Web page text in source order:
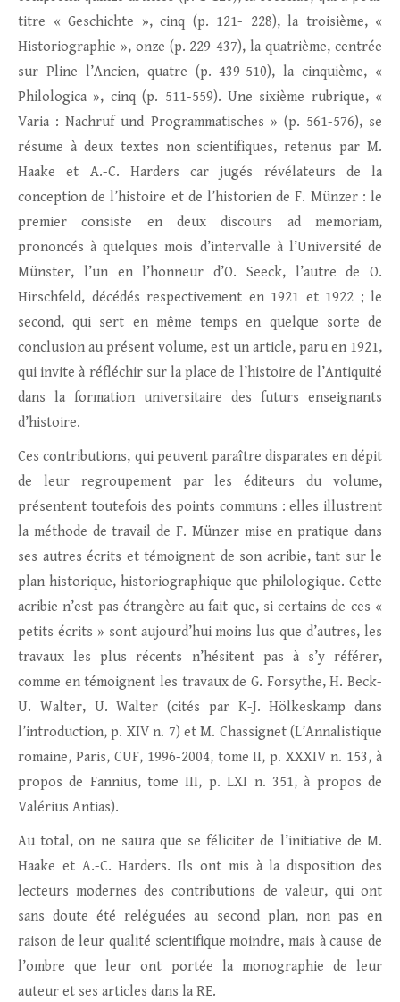
titre « Geschichte », cinq (p. 121- 228), la troisième, «
Historiographie », onze (p. 229-437), la quatrième, centrée
sur Pline l’Ancien, quatre (p. 439-510), la cinquième, «
Philologica », cinq (p. 511-559). Une sixième rubrique, «
Varia : Nachruf und Programmatisches » (p. 561-576), se
résume à deux textes non scientifiques, retenus par M.
Haake et A.-C. Harders car jugés révélateurs de la
conception de l’histoire et de l’historien de F. Münzer : le
premier consiste en deux discours ad memoriam,
prononcés à quelques mois d’intervalle à l’Université de
Münster, l’un en l’honneur d’O. Seeck, l’autre de O.
Hirschfeld, décédés respectivement en 1921 et 1922 ; le
second, qui sert en même temps en quelque sorte de
conclusion au présent volume, est un article, paru en 1921,
qui invite à réfléchir sur la place de l’histoire de l’Antiquité
dans la formation universitaire des futurs enseignants
d’histoire.
Ces contributions, qui peuvent paraître disparates en dépit
de leur regroupement par les éditeurs du volume,
présentent toutefois des points communs : elles illustrent
la méthode de travail de F. Münzer mise en pratique dans
ses autres écrits et témoignent de son acribie, tant sur le
plan historique, historiographique que philologique. Cette
acribie n’est pas étrangère au fait que, si certains de ces «
petits écrits » sont aujourd’hui moins lus que d’autres, les
travaux les plus récents n’hésitent pas à s’y référer,
comme en témoignent les travaux de G. Forsythe, H. Beck-
U. Walter, U. Walter (cités par K-J. Hölkeskamp dans
l’introduction, p. XIV n. 7) et M. Chassignet (L’Annalistique
romaine, Paris, CUF, 1996-2004, tome II, p. XXXIV n. 153, à
propos de Fannius, tome III, p. LXI n. 351, à propos de
Valérius Antias).
Au total, on ne saura que se féliciter de l’initiative de M.
Haake et A.-C. Harders. Ils ont mis à la disposition des
lecteurs modernes des contributions de valeur, qui ont
sans doute été reléguées au second plan, non pas en
raison de leur qualité scientifique moindre, mais à cause de
l’ombre que leur ont portée la monographie de leur
auteur et ses articles dans la RE.